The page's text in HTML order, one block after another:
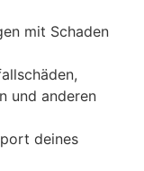
mit Schaden
und anderen
deines